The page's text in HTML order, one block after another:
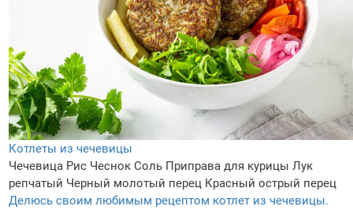
Котлеты из чечевицы
Чечевица Рис Чеснок Соль Приправа для курицы Лук
репчатый Черный молотый перец Красный острый перец
Делюсь своим любимым рецептом котлет из чечевицы.